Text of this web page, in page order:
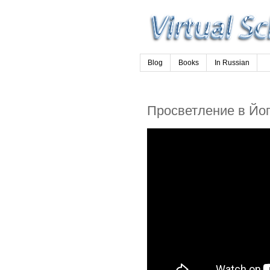
Blog Books In Russian
Просветление в